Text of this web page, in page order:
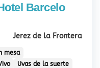
Barcelo
Jerez de la Frontera
mesa
Uvas de la suerte